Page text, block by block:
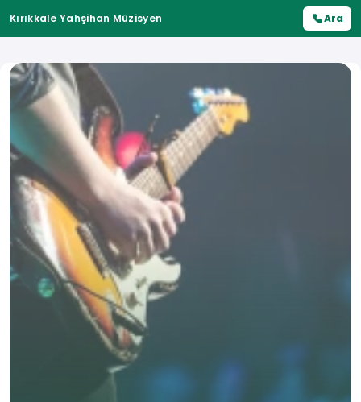
Kırıkkale Yahşihan Müzisyen Ara